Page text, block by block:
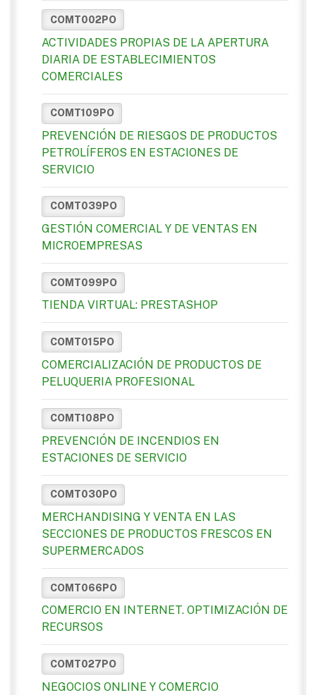
COMT002PO
ACTIVIDADES PROPIAS DE LA APERTURA
DIARIA DE ESTABLECIMIENTOS
COMERCIALES
COMT109PO
PREVENCIÓN DE RIESGOS DE PRODUCTOS
PETROLÍFEROS EN ESTACIONES DE
SERVICIO
COMT039PO
GESTIÓN COMERCIAL Y DE VENTAS EN
MICROEMPRESAS
COMT099PO
TIENDA VIRTUAL: PRESTASHOP
COMT015PO
COMERCIALIZACIÓN DE PRODUCTOS DE
PELUQUERIA PROFESIONAL
COMT108PO
PREVENCIÓN DE INCENDIOS EN
ESTACIONES DE SERVICIO
COMT030PO
MERCHANDISING Y VENTA EN LAS
SECCIONES DE PRODUCTOS FRESCOS EN
SUPERMERCADOS
COMT066PO
COMERCIO EN INTERNET. OPTIMIZACIÓN DE
RECURSOS
COMT027PO
NEGOCIOS ONLINE Y COMERCIO